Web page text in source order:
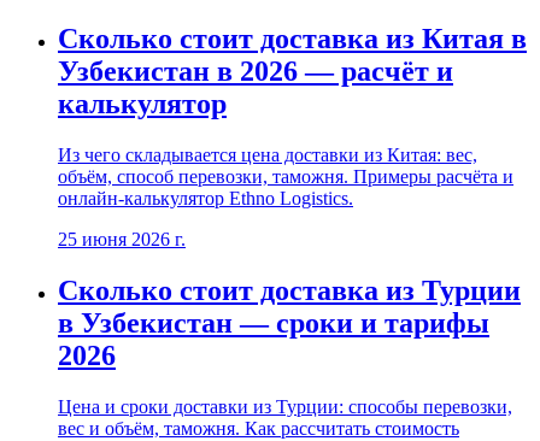
Сколько стоит доставка из Китая в
Узбекистан в 2026 — расчёт и
калькулятор
Из чего складывается цена доставки из Китая: вес,
объём, способ перевозки, таможня. Примеры расчёта и
онлайн-калькулятор Ethno Logistics.
25 июня 2026 г.
Сколько стоит доставка из Турции
в Узбекистан — сроки и тарифы
2026
Цена и сроки доставки из Турции: способы перевозки,
вес и объём, таможня. Как рассчитать стоимость